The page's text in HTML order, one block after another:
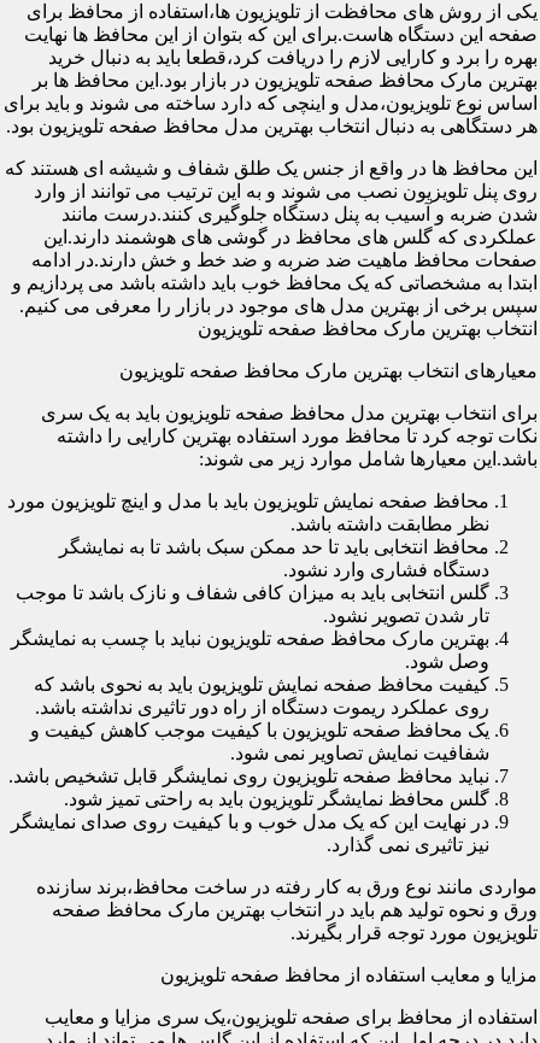
یکی از روش های محافظت از تلویزیون ها،استفاده از محافظ برای
صفحه این دستگاه هاست.برای این که بتوان از این محافظ ها نهایت
بهره را برد و کارایی لازم را دریافت کرد،قطعا باید به دنبال خرید
بهترین مارک محافظ صفحه تلویزیون در بازار بود.این محافظ ها بر
اساس نوع تلویزیون،مدل و اینچی که دارد ساخته می شوند و باید برای
هر دستگاهی به دنبال انتخاب بهترین مدل محافظ صفحه تلویزیون بود.
این محافظ ها در واقع از جنس یک طلق شفاف و شیشه ای هستند که
روی پنل تلویزیون نصب می شوند و به این ترتیب می توانند از وارد
شدن ضربه و آسیب به پنل دستگاه جلوگیری کنند.درست مانند
عملکردی که گلس های محافظ در گوشی های هوشمند دارند.این
صفحات محافظ ماهیت ضد ضربه و ضد خط و خش دارند.در ادامه
ابتدا به مشخصاتی که یک محافظ خوب باید داشته باشد می پردازیم و
سپس برخی از بهترین مدل های موجود در بازار را معرفی می کنیم.
انتخاب بهترین مارک محافظ صفحه تلویزیون
معیارهای انتخاب بهترین مارک محافظ صفحه تلویزیون
برای انتخاب بهترین مدل محافظ صفحه تلویزیون باید به یک سری
نکات توجه کرد تا محافظ مورد استفاده بهترین کارایی را داشته
باشد.این معیارها شامل موارد زیر می شوند:
محافظ صفحه نمایش تلویزیون باید با مدل و اینچ تلویزیون مورد
نظر مطابقت داشته باشد.
محافظ انتخابی باید تا حد ممکن سبک باشد تا به نمایشگر
دستگاه فشاری وارد نشود.
گلس انتخابی باید به میزان کافی شفاف و نازک باشد تا موجب
تار شدن تصویر نشود.
بهترین مارک محافظ صفحه تلویزیون نباید با چسب به نمایشگر
وصل شود.
کیفیت محافظ صفحه نمایش تلویزیون باید به نحوی باشد که
روی عملکرد ریموت دستگاه از راه دور تاثیری نداشته باشد.
یک محافظ صفحه تلویزیون با کیفیت موجب کاهش کیفیت و
شفافیت نمایش تصاویر نمی شود.
نباید محافظ صفحه تلویزیون روی نمایشگر قابل تشخیص باشد.
گلس محافظ نمایشگر تلویزیون باید به راحتی تمیز شود.
در نهایت این که یک مدل خوب و با کیفیت روی صدای نمایشگر
نیز تاثیری نمی گذارد.
مواردی مانند نوع ورق به کار رفته در ساخت محافظ،برند سازنده
ورق و نحوه تولید هم باید در انتخاب بهترین مارک محافظ صفحه
تلویزیون مورد توجه قرار بگیرند.
مزایا و معایب استفاده از محافظ صفحه تلویزیون
استفاده از محافظ برای صفحه تلویزیون،یک سری مزایا و معایب